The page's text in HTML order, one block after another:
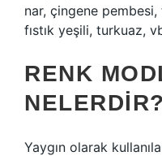
nar, çingene
fıstık yeşili, turkuaz,
RENK
NELERDIR?
Yaygın olarak